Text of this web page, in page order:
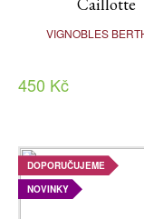
Caillotte
VIGNOBLES
450 Kč
DOPORUČUJEME
NOVINKY